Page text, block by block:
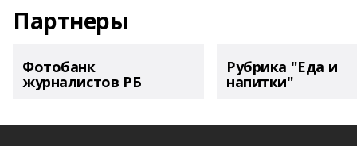
Партнеры
Фотобанк
журналистов РБ
Рубрика "Еда и
напитки"